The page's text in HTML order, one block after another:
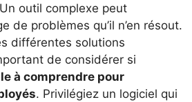
outil complexe peut
de problèmes qu’il n’en résout.
différentes solutions
de considérer si
à comprendre pour
. Privilégiez un logiciel qui